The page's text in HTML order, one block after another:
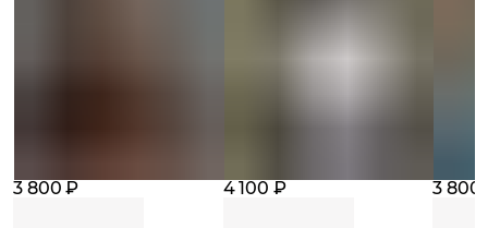
3 800 ₽ 4 100 ₽ 3 800